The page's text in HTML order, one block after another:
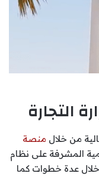
التجارة
من خلال منصة
المشرفة على نظام
خلال عدة خطوات كما